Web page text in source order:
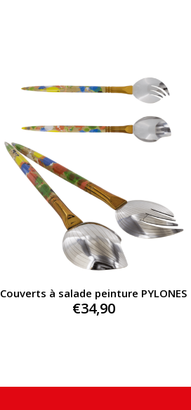
Couverts à salade peinture PYLONES
€34,90